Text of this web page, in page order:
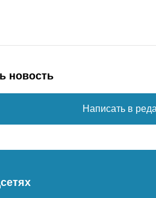
новость
Написать в